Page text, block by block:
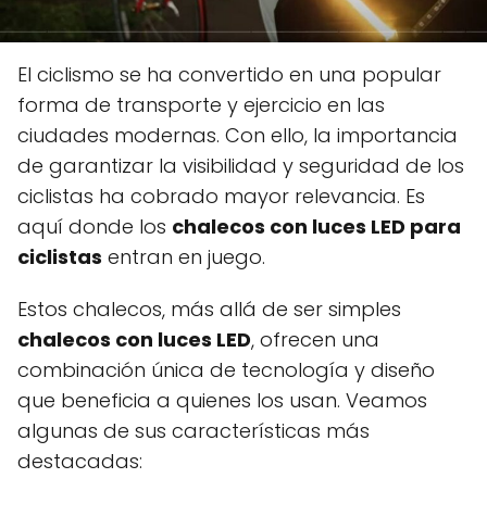
El ciclismo se ha convertido en una popular
forma de transporte y ejercicio en las
ciudades modernas. Con ello, la importancia
de garantizar la visibilidad y seguridad de los
ciclistas ha cobrado mayor relevancia. Es
aquí donde los chalecos con luces LED para
ciclistas entran en juego.
Estos chalecos, más allá de ser simples
chalecos con luces LED, ofrecen una
combinación única de tecnología y diseño
que beneficia a quienes los usan. Veamos
algunas de sus características más
destacadas: